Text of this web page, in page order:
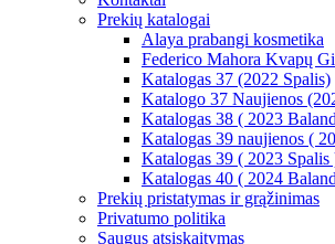
Prekių katalogai
Alaya prabangi kosmetika
Federico Mahora Kvapų
Katalogas 37 (2022 Spalis)
Katalogo 37 Naujienos
Katalogas 38 ( 2023
Katalogas 39 naujienos (
Katalogas 39 ( 2023 Spalis
Katalogas 40 ( 2024
Prekių pristatymas ir grąžinimas
Privatumo politika
Saugus atsiskaitymas